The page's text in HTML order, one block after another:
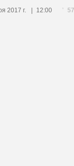
2017 г. 12:00